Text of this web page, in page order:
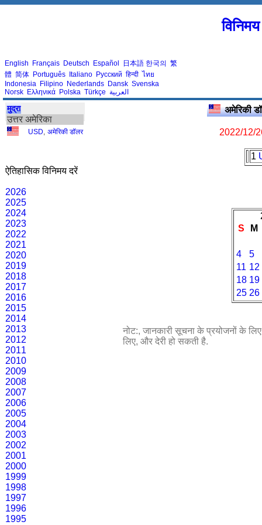
English Français Deutsch Español 日本語 한국의 繁
體 简体 Português Italiano Русский हिन्दी ไทย
Indonesia Filipino Nederlands Dansk Svenska
Norsk Ελληνικά Polska Türkçe العربية
मुद्रा
उत्तर अमेरिका
USD अमेरिकी डॉलर
ऐतिहासिक विनिमय दरें
2026
2025
2024
2023
2022
2021
2020
2019
2018
2017
2016
2015
2014
2013
2012
2011
2010
2009
2008
2007
2006
2005
2004
2003
2002
2001
2000
1999
1998
1997
1996
1995
अमेरिकी
2022/12/
1
S
M
4
5
11 12
18 19
25 26
नोट:, जानकारी सूचना के प्रयोजनों के लिए
लिए, और देरी हो सकती है.